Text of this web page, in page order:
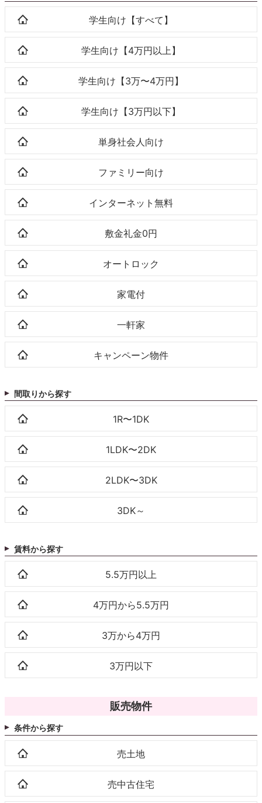
学生向け【すべて】
学生向け【4万円以上】
学生向け【3万〜4万円】
学生向け【3万円以下】
単身社会人向け
ファミリー向け
インターネット無料
敷金礼金0円
オートロック
家電付
一軒家
キャンペーン物件
間取りから探す
1R〜1DK
1LDK〜2DK
2LDK〜3DK
3DK～
賃料から探す
5.5万円以上
4万円から5.5万円
3万から4万円
3万円以下
販売物件
条件から探す
売土地
売中古住宅